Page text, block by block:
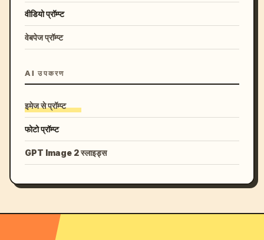
वीडियो प्रॉम्प्ट
वेबपेज प्रॉम्प्ट
AI उपकरण
इमेज से प्रॉम्प्ट
फोटो प्रॉम्प्ट
GPT Image 2 स्लाइड्स